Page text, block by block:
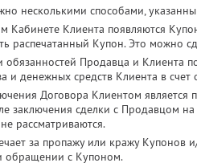
несколькими способами,
Кабинете Клиента появляются
распечатанный Купон. Это можно
обязанностей Продавца и Клиента
и денежных средств Клиента в
Договора Клиентом
заключения сделки с Продавцом
рассматриваются.
за пропажу или кражу
обращении с Купоном.